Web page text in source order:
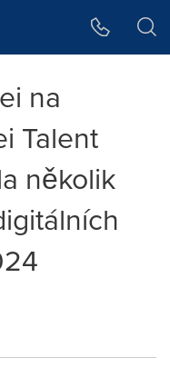
na
Talent
několik